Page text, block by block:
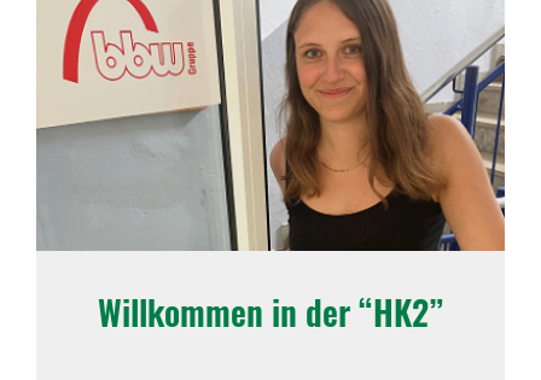
Will­kommen in der “HK2”